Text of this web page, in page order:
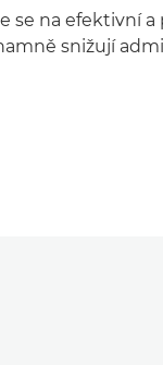
se na efektivní
snižují